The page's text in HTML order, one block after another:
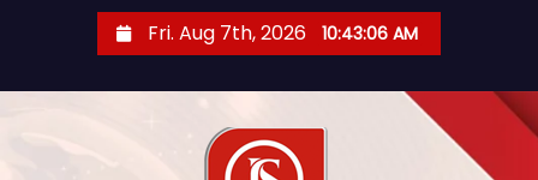
Fri. Aug 7th, 2026 10:43:07 AM